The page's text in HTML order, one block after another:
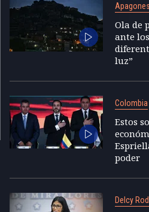
Ola de
ante
luz”
Colombia
Estos
poder
Delcy